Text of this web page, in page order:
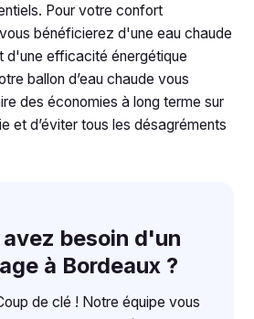
Pour votre confort
bénéficierez d'une eau chaude
d'une efficacité énergétique
ballon d’eau chaude vous
des économies à long terme sur
et d’éviter tous les désagréments
avez besoin d'un
à Bordeaux ?
de clé ! Notre équipe vous